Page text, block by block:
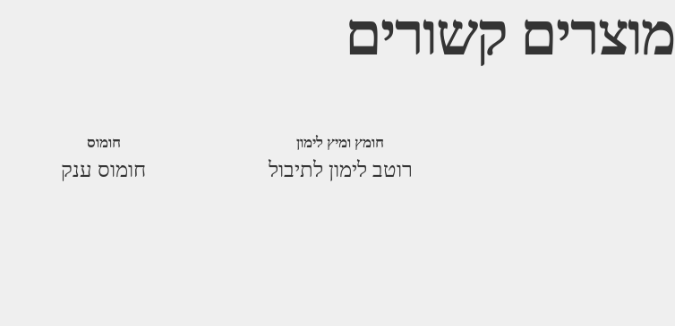
מוצרים קשורים
חומץ ומיץ לימון
רוטב לימון לתיבול
חומוס
חומוס ענק